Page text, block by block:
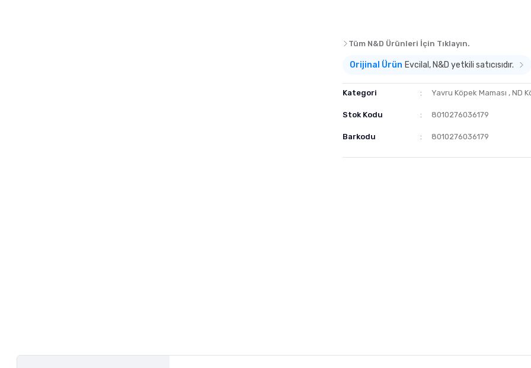
Tüm N&D Ürünleri İçin Tıklayın.
Orijinal Ürün Evcilal, N&D yetkili satıcısıdır.
Kategori Yavru Köpek Maması , ND
Stok Kodu 8010276036179
Barkodu 8010276036179